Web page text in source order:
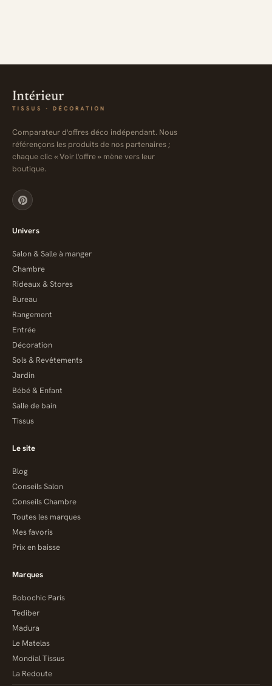
Comparateur d'offres déco indépendant. Nous
référençons les produits de nos partenaires ;
chaque clic « Voir l'offre » mène vers leur
boutique.
Univers
Salon & Salle à manger
Chambre
Rideaux & Stores
Bureau
Rangement
Entrée
Décoration
Sols & Revêtements
Jardin
Bébé & Enfant
Salle de bain
Tissus
Le site
Blog
Conseils Salon
Conseils Chambre
Toutes les marques
Mes favoris
Prix en baisse
Marques
Bobochic Paris
Tediber
Madura
Le Matelas
Mondial Tissus
La Redoute